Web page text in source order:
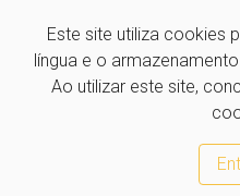
Este site utiliza cookies
língua e o
Ao utilizar este site,